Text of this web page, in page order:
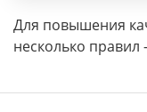
Для повышения
несколько